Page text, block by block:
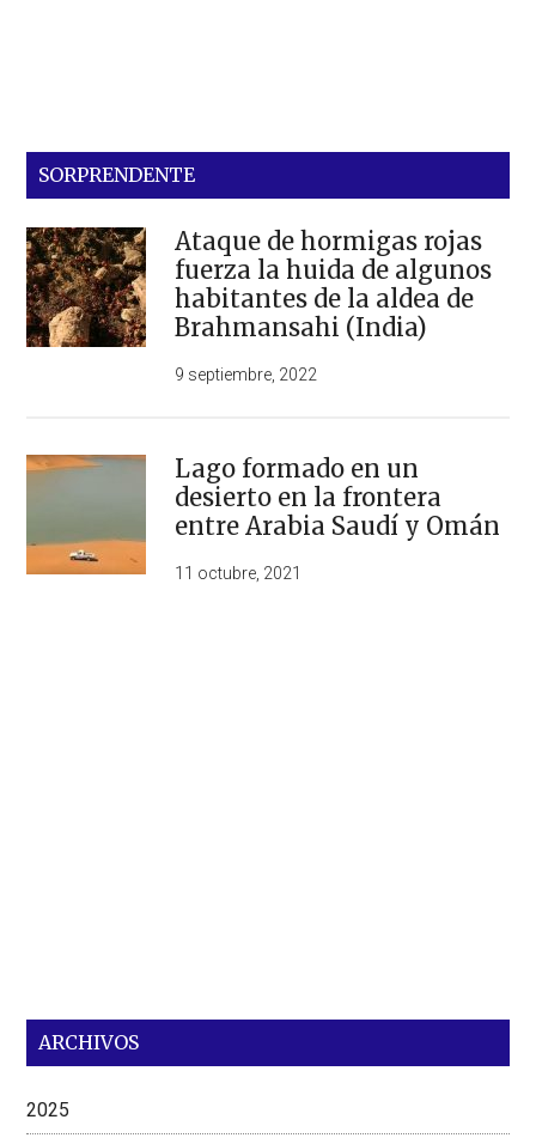
SORPRENDENTE
Ataque de hormigas rojas
fuerza la huida de algunos
habitantes de la aldea de
Brahmansahi (India)
9 septiembre, 2022
Lago formado en un
desierto en la frontera
entre Arabia Saudí y Omán
11 octubre, 2021
ARCHIVOS
2025